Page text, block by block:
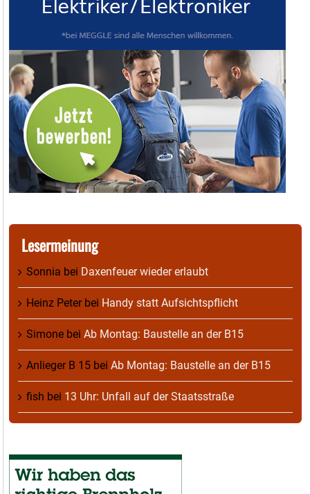
Lesermeinung
Sonnia bei Daxenfeuer wieder erlaubt
Heinz Peterbei Handy statt Aufsichtspflicht
Simone bei Ab Montag: Baustelle an der B15
Anlieger B 15 bei Ab Montag: Baustelle an der B15
fish bei 13 Uhr: Unfall auf der Staatsstraße